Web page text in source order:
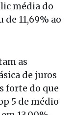
média do
11,69% ao
as
de juros
forte do que
5 de médio